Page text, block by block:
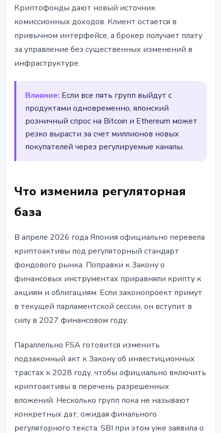
Криптофонды дают новый источник
комиссионных доходов. Клиент остается в
привычном интерфейсе, а брокер получает плату
за управление без существенных изменений в
инфраструктуре.
Влияние: Если все пять групп выйдут с
продуктами одновременно, японский
розничный спрос на Bitcoin и Ethereum может
резко вырасти за счет миллионов новых
покупателей через регулируемые каналы.
Что изменила регуляторная
база
В апреле 2026 года Япония официально перевела
криптоактивы под регуляторный стандарт
фондового рынка. Поправки к Закону о
финансовых инструментах приравняли крипту к
акциям и облигациям. Если законопроект примут
в текущей парламентской сессии, он вступит в
силу в 2027 финансовом году.
Параллельно FSA готовится изменить
подзаконный акт к Закону об инвестиционных
трастах к 2028 году, чтобы официально включить
криптоактивы в перечень разрешенных
вложений. Несколько групп пока не называют
конкретных дат, ожидая финального
регуляторного текста. SBI при этом уже заявила о